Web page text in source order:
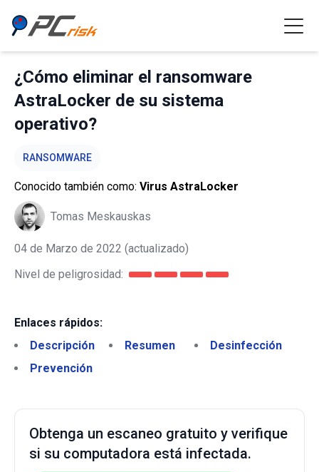
¿Cómo eliminar el ransomware
AstraLocker de su sistema
operativo?
RANSOMWARE
Conocido también como: Virus AstraLocker
Tomas Meskauskas
04 de Marzo de 2022 (actualizado)
Nivel de peligrosidad:
Enlaces rápidos:
Descripción
Resumen
Desinfección
Prevención
Obtenga un escaneo gratuito y verifique
si su computadora está infectada.